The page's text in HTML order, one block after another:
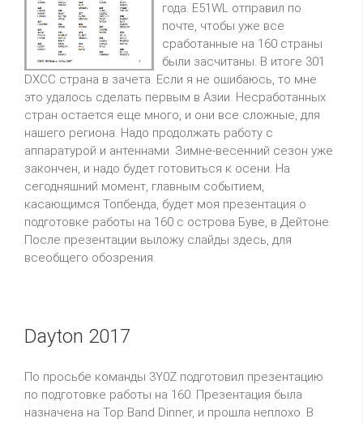
года. E51WL отправил по
почте, чтобы уже все
сработанные на 160 страны
были засчитаны. В итоге 301
DXCC страна в зачета. Если я не ошибаюсь, то мне
это удалось сделать первым в Азии. Несработанных
стран остается еще много, и они все сложные, для
нашего региона. Надо продолжать работу с
аппаратурой и антеннами. Зимне-весенний сезон уже
закончен, и надо будет готовиться к осени. На
сегодняшний момент, главным событием,
касающимся Топбенда, будет моя презентация о
подготовке работы на 160 с острова Буве, в Дейтоне.
После презентации выложу слайды здесь, для
всеобщего обозрения.
Dayton 2017
По просьбе команды 3Y0Z подготовил презентацию
по подготовке работы на 160. Презентация была
назначена на Top Band Dinner, и прошла неплохо. В